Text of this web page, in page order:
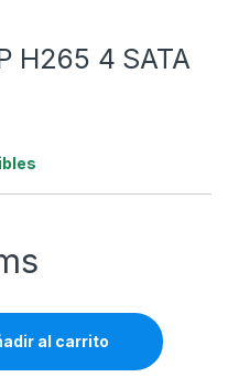
H265 4 SATA
16 PoE 1.5u case quantity
al carrito